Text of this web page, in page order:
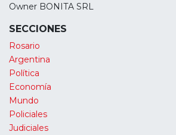
Owner BONITA SRL
SECCIONES
Rosario
Argentina
Política
Economía
Mundo
Policiales
Judiciales